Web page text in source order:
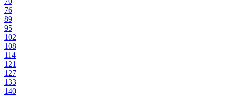
76
89
95
102
108
114
121
127
133
140